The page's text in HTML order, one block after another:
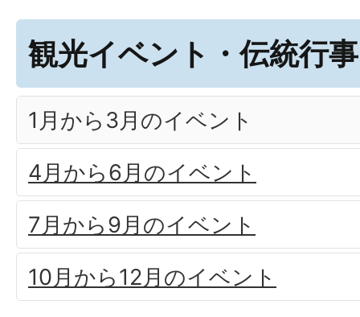
観光イベント・伝統行事
1月から3月のイベント
4月から6月のイベント
7月から9月のイベント
10月から12月のイベント